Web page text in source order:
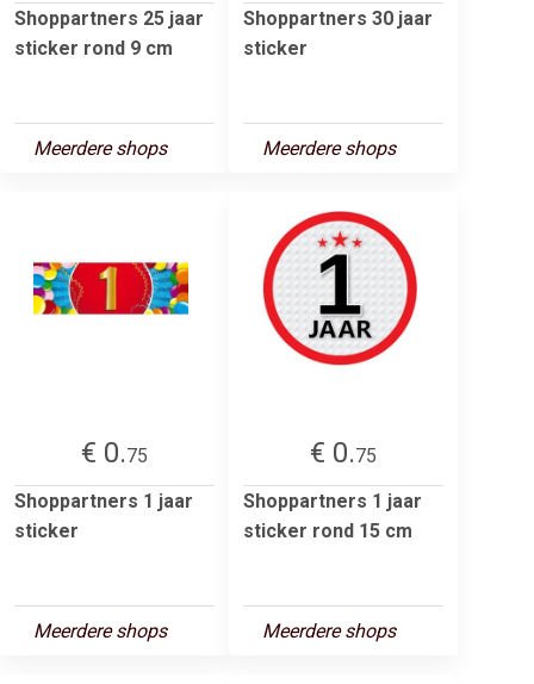
Shoppartners 25 jaar
sticker rond 9 cm
Meerdere shops
Shoppartners 30 jaar
sticker
Meerdere shops
€ 0.75
Shoppartners 1 jaar
sticker
Meerdere shops
€ 0.75
Shoppartners 1 jaar
sticker rond 15 cm
Meerdere shops